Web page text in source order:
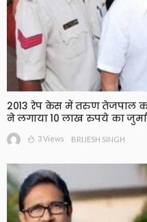
2013 रेप केस में तरुण तेजपाल को
ने लगाया 10 लाख रुपये का
3 Views BRIJESH SINGH